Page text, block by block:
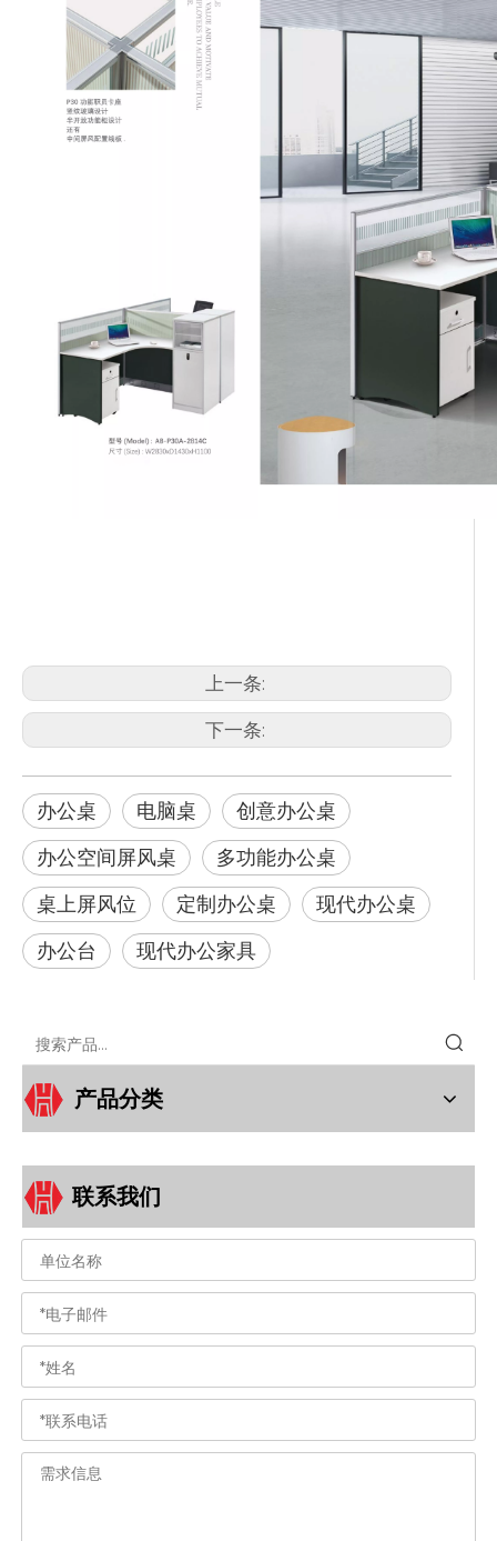
上一条:
下一条:
办公桌 电脑桌
创意办公桌
办公空间屏风桌
多功能办公桌
桌上屏风位
定制办公桌
现代办公桌
办公台
现代办公家具
产品分类
联系我们